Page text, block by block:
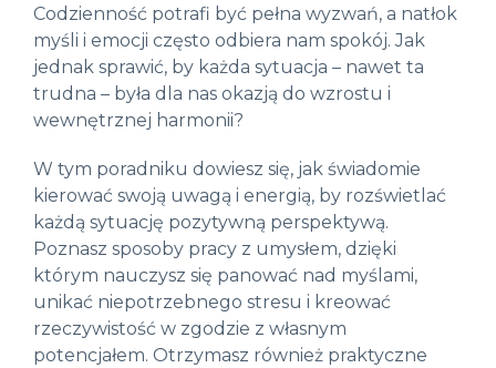
Codzienność potrafi być pełna wyzwań, a natłok
myśli i emocji często odbiera nam spokój. Jak
jednak sprawić, by każda sytuacja – nawet ta
trudna – była dla nas okazją do wzrostu i
wewnętrznej harmonii?
W tym poradniku dowiesz się, jak świadomie
kierować swoją uwagą i energią, by rozświetlać
każdą sytuację pozytywną perspektywą.
Poznasz sposoby pracy z umysłem, dzięki
którym nauczysz się panować nad myślami,
unikać niepotrzebnego stresu i kreować
rzeczywistość w zgodzie z własnym
potencjałem. Otrzymasz również praktyczne